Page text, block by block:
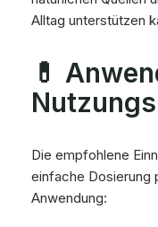
Alltag unterstützen
💊
Die empfohlene
einfache Dosierung
Anwendung: